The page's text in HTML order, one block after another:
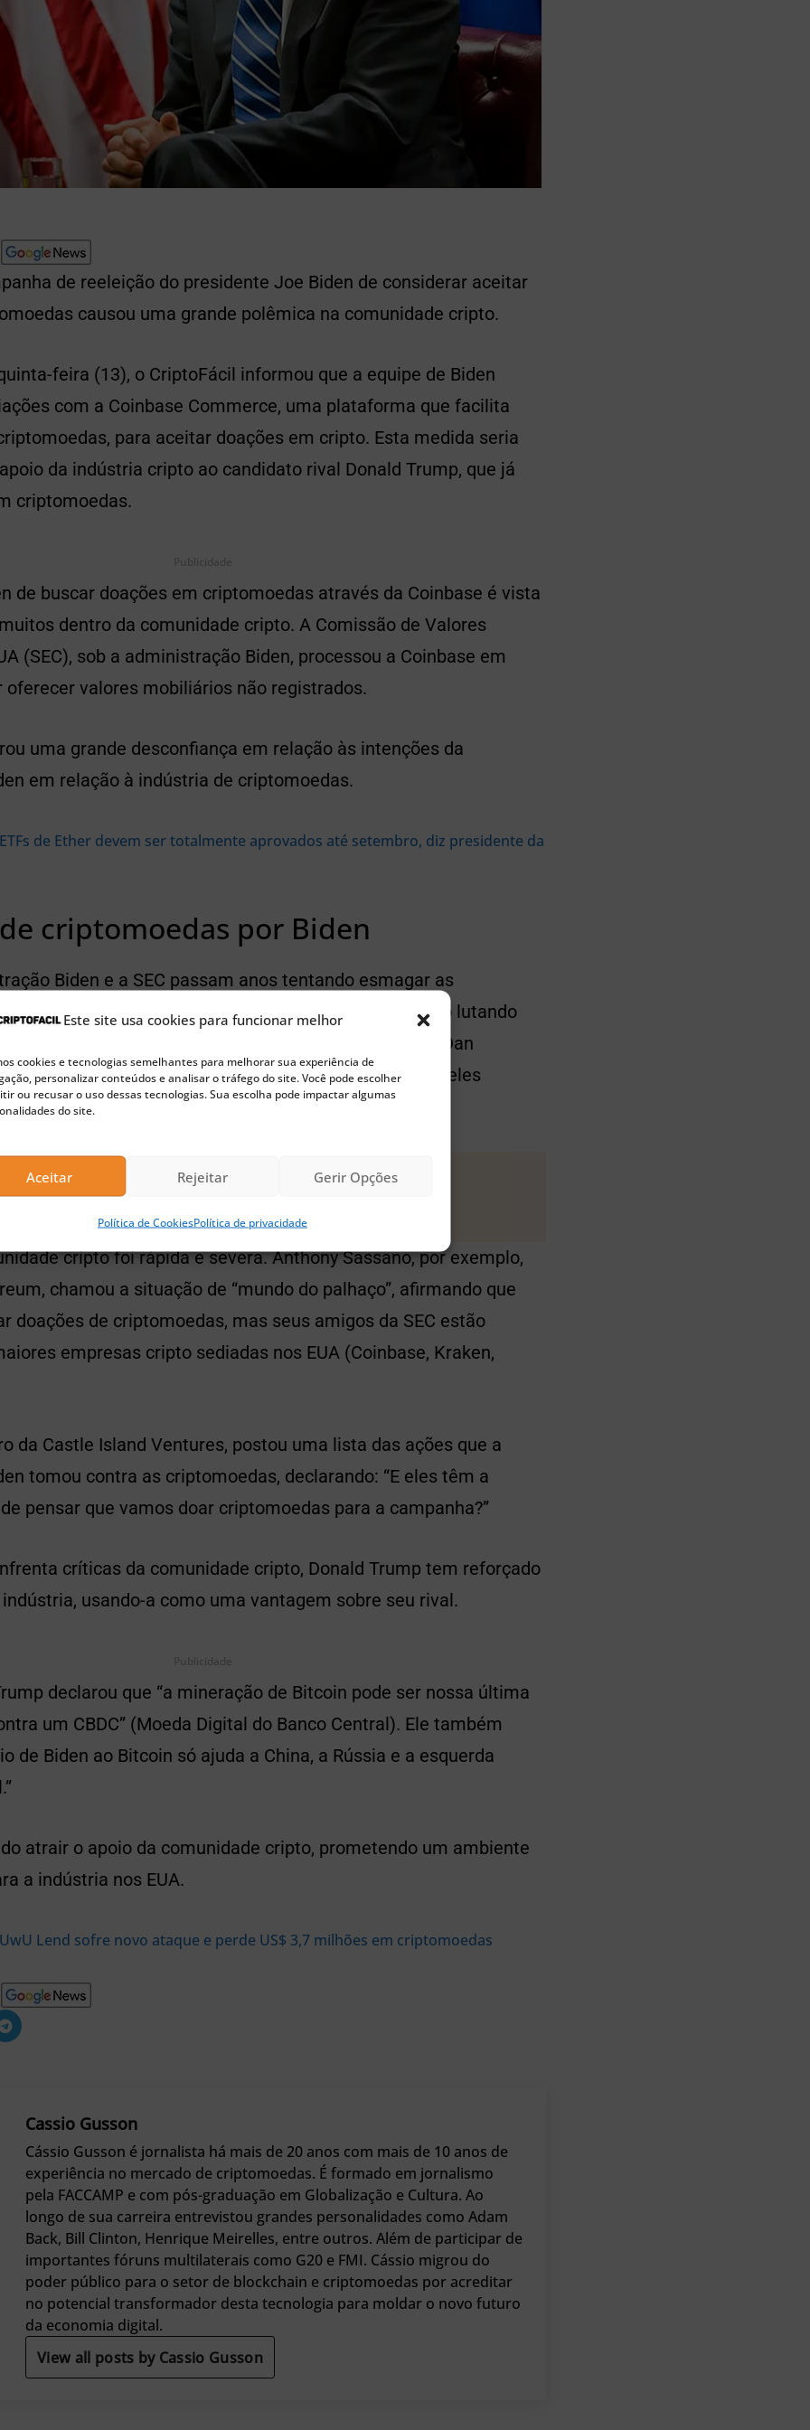
Este site usa cookies para funcionar melhor
cookies e tecnologias semelhantes para melhorar sua experiência de
personalizar conteúdos e analisar o tráfego do site. Você pode escolher
ou recusar o uso dessas tecnologias. Sua escolha pode impactar algumas
do site.
Aceitar Rejeitar Gerir Opções
Política de CookiesPolítica de privacidade
de reeleição do presidente Joe Biden de considerar aceitar
causou uma grande polêmica na comunidade cripto.
feira (13), o CriptoFácil informou que a equipe de Biden
com a Coinbase Commerce, uma plataforma que facilita
para aceitar doações em cripto. Esta medida seria
da indústria cripto ao candidato rival Donald Trump, que já
criptomoedas.
Publicidade
de buscar doações em criptomoedas através da Coinbase é vista
dentro da comunidade cripto. A Comissão de Valores
(SEC), sob a administração Biden, processou a Coinbase em
oferecer valores mobiliários não registrados.
uma grande desconfiança em relação às intenções da
em relação à indústria de criptomoedas.
ETFs de Ether devem ser totalmente aprovados até setembro, diz presidente da
criptomoedas por Biden
Biden e a SEC passam anos tentando esmagar as
mesmo processar a Coinbase… Mas agora, eles estão lutando
de criptoativos por meio da Coinbase?” comentou Dan
da Crypto Capital Venture. Ele acrescentou: “Uau, eles
os americanos são estúpidos.”
🚀 Buscando a próxima moeda 100x?
cripto foi rápida e severa. Anthony Sassano, por exemplo,
chamou a situação de “mundo do palhaço”, afirmando que
doações de criptomoedas, mas seus amigos da SEC estão
empresas cripto sediadas nos EUA (Coinbase, Kraken,
da Castle Island Ventures, postou uma lista das ações que a
tomou contra as criptomoedas, declarando: “E eles têm a
pensar que vamos doar criptomoedas para a campanha?”
críticas da comunidade cripto, Donald Trump tem reforçado
usando-a como uma vantagem sobre seu rival.
Publicidade
declarou que “a mineração de Bitcoin pode ser nossa última
um CBDC” (Moeda Digital do Banco Central). Ele também
de Biden ao Bitcoin só ajuda a China, a Rússia e a esquerda
atrair o apoio da comunidade cripto, prometendo um ambiente
a indústria nos EUA.
UwU Lend sofre novo ataque e perde US$ 3,7 milhões em criptomoedas
Cassio Gusson
Cássio Gusson é jornalista há mais de 20 anos com mais de 10 anos de
experiência no mercado de criptomoedas. É formado em jornalismo
pela FACCAMP e com pós-graduação em Globalização e Cultura. Ao
longo de sua carreira entrevistou grandes personalidades como Adam
Back, Bill Clinton, Henrique Meirelles, entre outros. Além de participar de
importantes fóruns multilaterais como G20 e FMI. Cássio migrou do
poder público para o setor de blockchain e criptomoedas por acreditar
no potencial transformador desta tecnologia para moldar o novo futuro
da economia digital.
View all posts by Cassio Gusson